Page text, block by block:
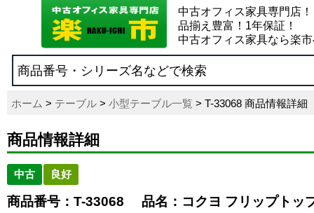
中古オフィス家具専門店！
品揃え豊富！1年保証！
中古オフィス家具なら楽
ホーム > テーブル > 小型テーブル一覧 > T-33068 商品情報詳細
商品情報詳細
中古 良好
商品番号：T-33068
品名：コクヨ フリップトッ